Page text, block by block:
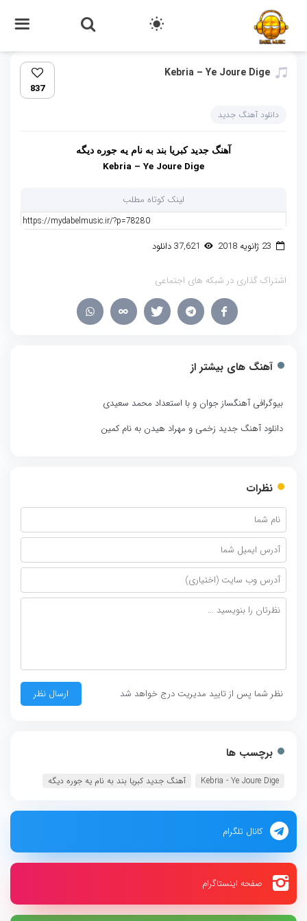
Kebria – Ye Joure Dige‏
837
دانلود آهنگ جدید
آهنگ جدیدکبریا بند به نام یه جوره دیگه
Kebria – Ye Joure Dige
لینک کوتاه مطلب
اشتراک گذاری در شبکه های اجتماعی
آهنگ های بیشتر از
بیوگرافی آهنگساز جوان و با استعداد محمد سعیدی
دانلود آهنگ جدید زخمی و مهراد هیدن به نام کمین
نظرات
نظر شما پس از تایید مدیریت درج خواهد شد
برچسب ها
Kebria - Ye Joure Dige‏ آهنگ جدید کبریا بند به نام یه جوره دیگه
کانال تلگرام
صفحه اینستاگرام